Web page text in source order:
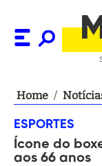
Home /
ESPORTES
Ícone do
aos 66 anos